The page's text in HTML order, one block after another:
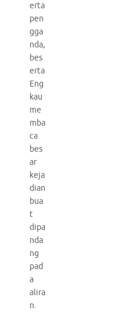
erta
pen
gga
nda,
bes
erta
Eng
kau
me
mba
ca
bes
ar
keja
dian
bua
t
dipa
nda
ng
pad
a
alira
n.